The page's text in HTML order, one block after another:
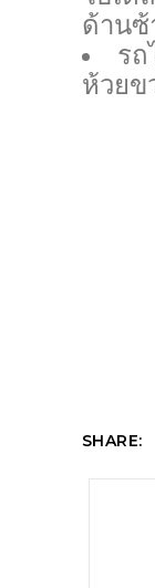
ด้านซ้
ร
ห้วยข
SHARE: